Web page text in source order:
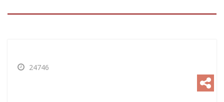
24746